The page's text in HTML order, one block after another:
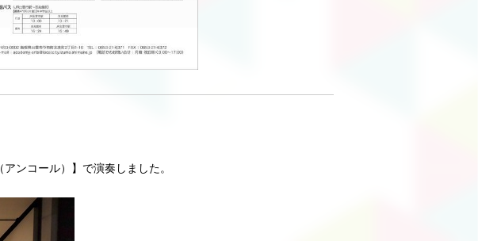
ンコール）】で演奏しました。